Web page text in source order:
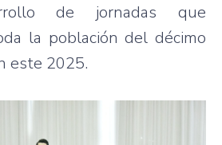
de jornadas que
la población del décimo
este 2025.